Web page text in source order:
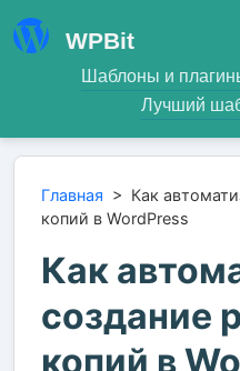
WPBit
Шаблоны и
Лучший
Главная > Как
копий в WordPress
Как
создание
копий в